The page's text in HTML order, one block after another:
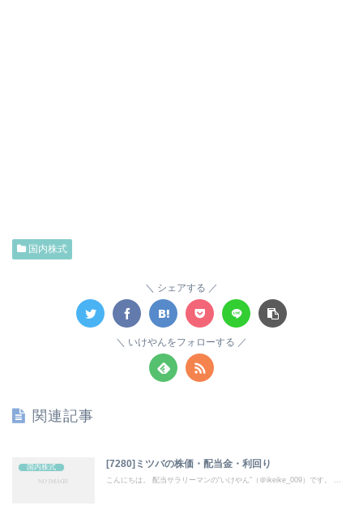
国内株式
シェアする
いけやんをフォローする
関連記事
国内株式 [7280]ミツバの株価・配当金・利回り
こんにちは。 配当サラリーマンの“いけやん”（＠ikeike_009）です。 ...